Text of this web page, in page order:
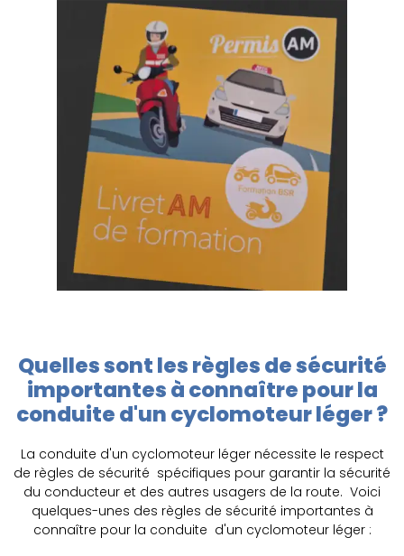
Quelles sont les règles de sécurité
importantes à connaître pour la
conduite d'un cyclomoteur léger ?
La conduite d'un cyclomoteur léger nécessite le respect
de règles de sécurité spécifiques pour garantir la sécurité
du conducteur et des autres usagers de la route. Voici
quelques-unes des règles de sécurité importantes à
connaître pour la conduite d'un cyclomoteur léger :